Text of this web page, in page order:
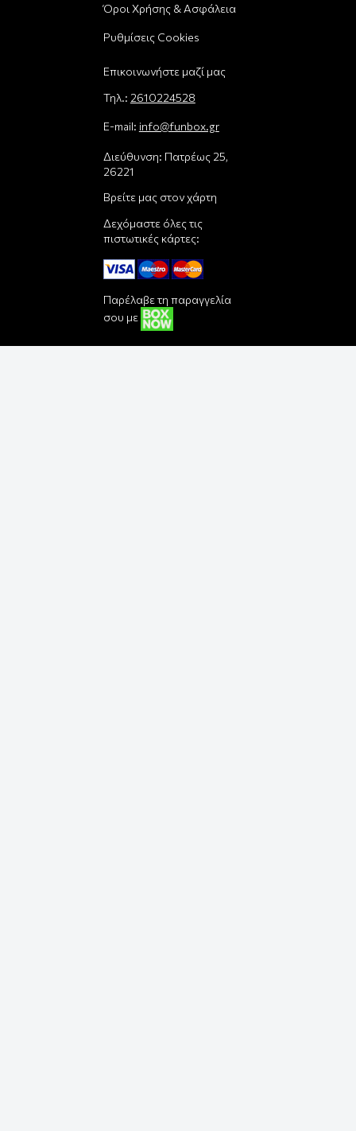
Όροι Χρήσης & Ασφάλεια
Ρυθμίσεις Cookies
Επικοινωνήστε μαζί μας
Τηλ.: 2610224528
E-mail: info@funbox.gr
Διεύθυνση: Πατρέως 25,
26221
Βρείτε μας στον χάρτη
Δεχόμαστε όλες τις
πιστωτικές κάρτες:
Παρέλαβε τη παραγγελία
σου με